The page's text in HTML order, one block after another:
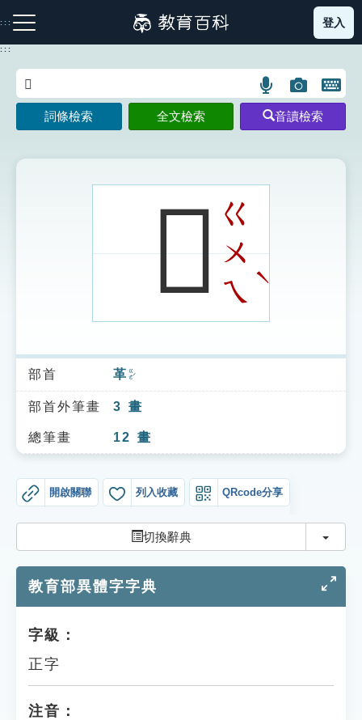
到
主
:::
注音索引圖示 筆畫索引圖示 部首索引表圖示
索引選單
知識索引
單字索引
貓頭鷹博士
登入
:::
語
言
搜
示
圖
片
搜
開
鍵
圖
詞條檢索 全文檢索 音讀檢索
𩉝ㄍ
ㄨ
ㄟ
ˋ
部首 革 ㄍㄜˊ
部首外筆畫 3 畫
總筆畫 12 畫
開啟關聯 列入收藏 QRcode分享
切換辭典 切換
教育部異體字字典
字級：
正字
注音：